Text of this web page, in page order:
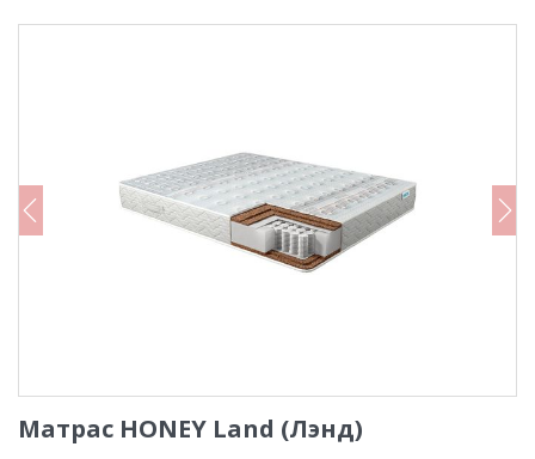
Матрас HONEY Land (Лэнд)